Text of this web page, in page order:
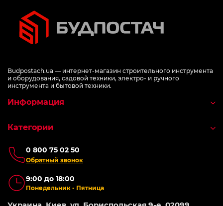
Budpostach.ua — интернет-магазин строительного инструмента
и оборудования, садовой техники, электро- и ручного
инструмента и бытовой техники.
0 800 75 02 50
Обратный звонок
9:00 до 18:00
Понедельник - Пятница
Информация
Категории